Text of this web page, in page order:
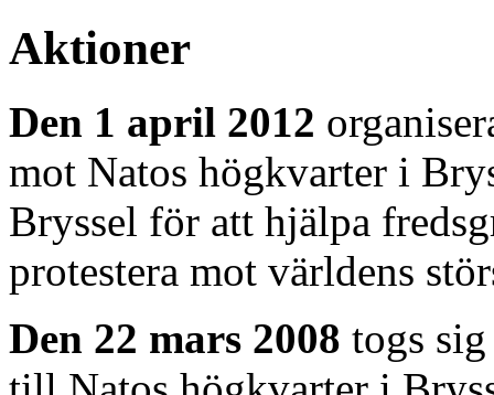
Aktioner
Den 1 april 2012
mot Natos högkvarter i
Bryssel för att hjälpa
protestera mot världens
Den 22 mars 2008 togs